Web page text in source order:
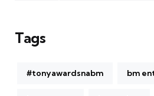
Tags
#tonyawardsnabm bm